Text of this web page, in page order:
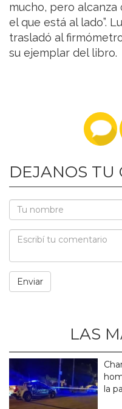
mucho, pero
el que está al lado”.
trasladó al
su ejemplar del libro.
DEJANOS TU
LAS
la